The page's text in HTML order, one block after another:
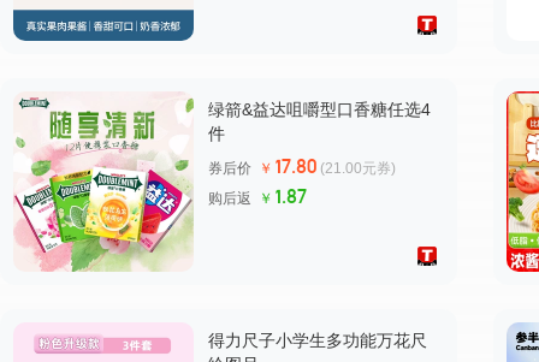
绿箭&益达咀嚼型口香糖任选4
件
券后价 ￥ 17.80 (21.00元券)
购后返
￥ 1.87
得力尺子小学生多功能万花尺